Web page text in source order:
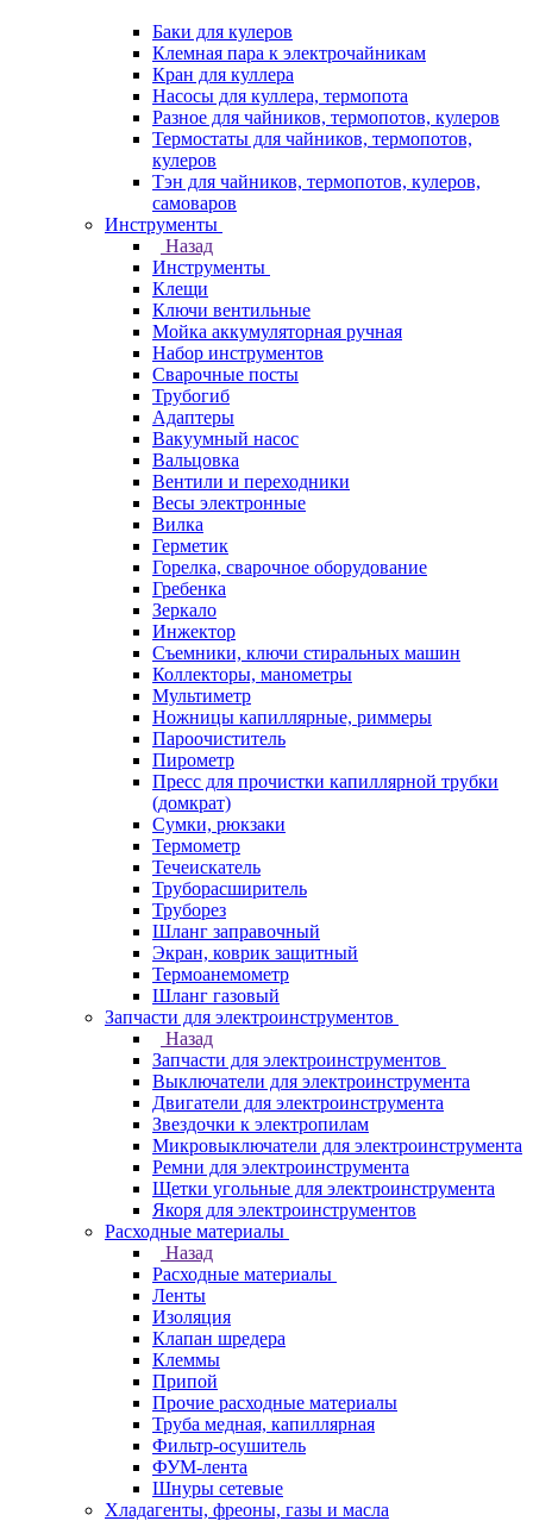
Баки для кулеров
Клемная пара к электрочайникам
Кран для куллера
Насосы для куллера, термопота
Разное для чайников, термопотов, кулеров
Термостаты для чайников, термопотов,
кулеров
Тэн для чайников, термопотов, кулеров,
самоваров
Инструменты
Назад
Инструменты
Клещи
Ключи вентильные
Мойка аккумуляторная ручная
Набор инструментов
Сварочные посты
Трубогиб
Aдаптеры
Вакуумный насос
Вальцовка
Вентили и переходники
Весы электронные
Вилка
Герметик
Горелка, сварочное оборудование
Гребенка
Зеркало
Инжектор
Съемники, ключи стиральных машин
Коллекторы, манометры
Мультиметр
Ножницы капиллярные, риммеры
Пароочиститель
Пирометр
Пресс для прочистки капиллярной трубки
(домкрат)
Сумки, рюкзаки
Термометр
Течеискатель
Труборасширитель
Труборез
Шланг заправочный
Экран, коврик защитный
Термоанемометр
Шланг газовый
Запчасти для электроинструментов
Назад
Запчасти для электроинструментов
Выключатели для электроинструмента
Двигатели для электроинструмента
Звездочки к электропилам
Микровыключатели для электроинструмента
Ремни для электроинструмента
Щетки угольные для электроинструмента
Якоря для электроинструментов
Расходные материалы
Назад
Расходные материалы
Ленты
Изоляция
Клапан шредера
Клеммы
Припой
Прочие расходные материалы
Труба медная, капиллярная
Фильтр-осушитель
ФУМ-лента
Шнуры сетевые
Хладагенты, фреоны, газы и масла